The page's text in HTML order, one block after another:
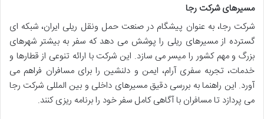
مسیرهای شرکت رجا
شرکت رجا، به عنوان پیشگام در صنعت حمل ونقل ریلی ایران، شبکه ای
گسترده از مسیرهای ریلی را پوشش می دهد که سفر به بیشتر شهرهای
بزرگ و مهم کشور را میسر می سازد. این شرکت با ارائه تنوعی از قطارها و
خدمات، تجربه سفری آرام، ایمن و دلنشین را برای مسافران فراهم می
آورد. این راهنما به بررسی دقیق مسیرهای داخلی و بین المللی شرکت رجا
می پردازد تا مسافران با آگاهی کامل سفر خود را برنامه ریزی کنند.